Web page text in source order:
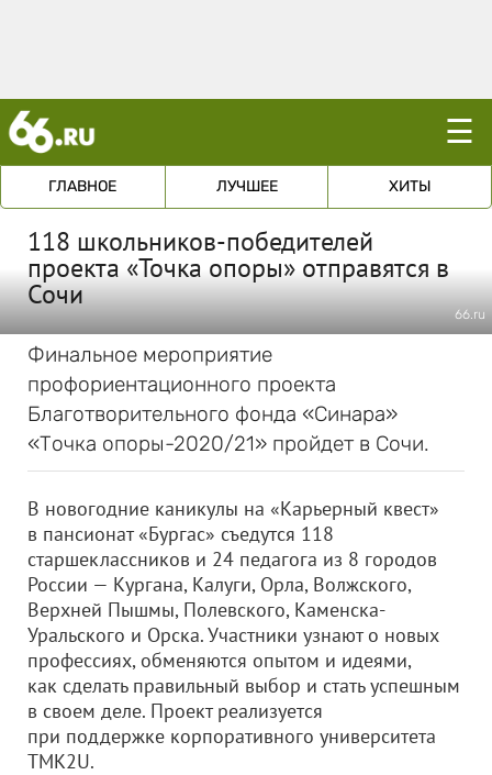
☰
ГЛАВНОЕ ЛУЧШЕЕ ХИТЫ
118 школьников-победителей
проекта «Точка опоры» отправятся в
Сочи
66.ru
Финальное мероприятие
профориентационного проекта
Благотворительного фонда «Синара»
«Точка опоры-2020/21» пройдет в Сочи.
В новогодние каникулы на «Карьерный квест»
в пансионат «Бургас» съедутся 118
старшеклассников и 24 педагога из 8 городов
России — Кургана, Калуги, Орла, Волжского,
Верхней Пышмы, Полевского, Каменска-
Уральского и Орска. Участники узнают о новых
профессиях, обменяются опытом и идеями,
как сделать правильный выбор и стать успешным
в своем деле. Проект реализуется
при поддержке корпоративного университета
ТМК2U.